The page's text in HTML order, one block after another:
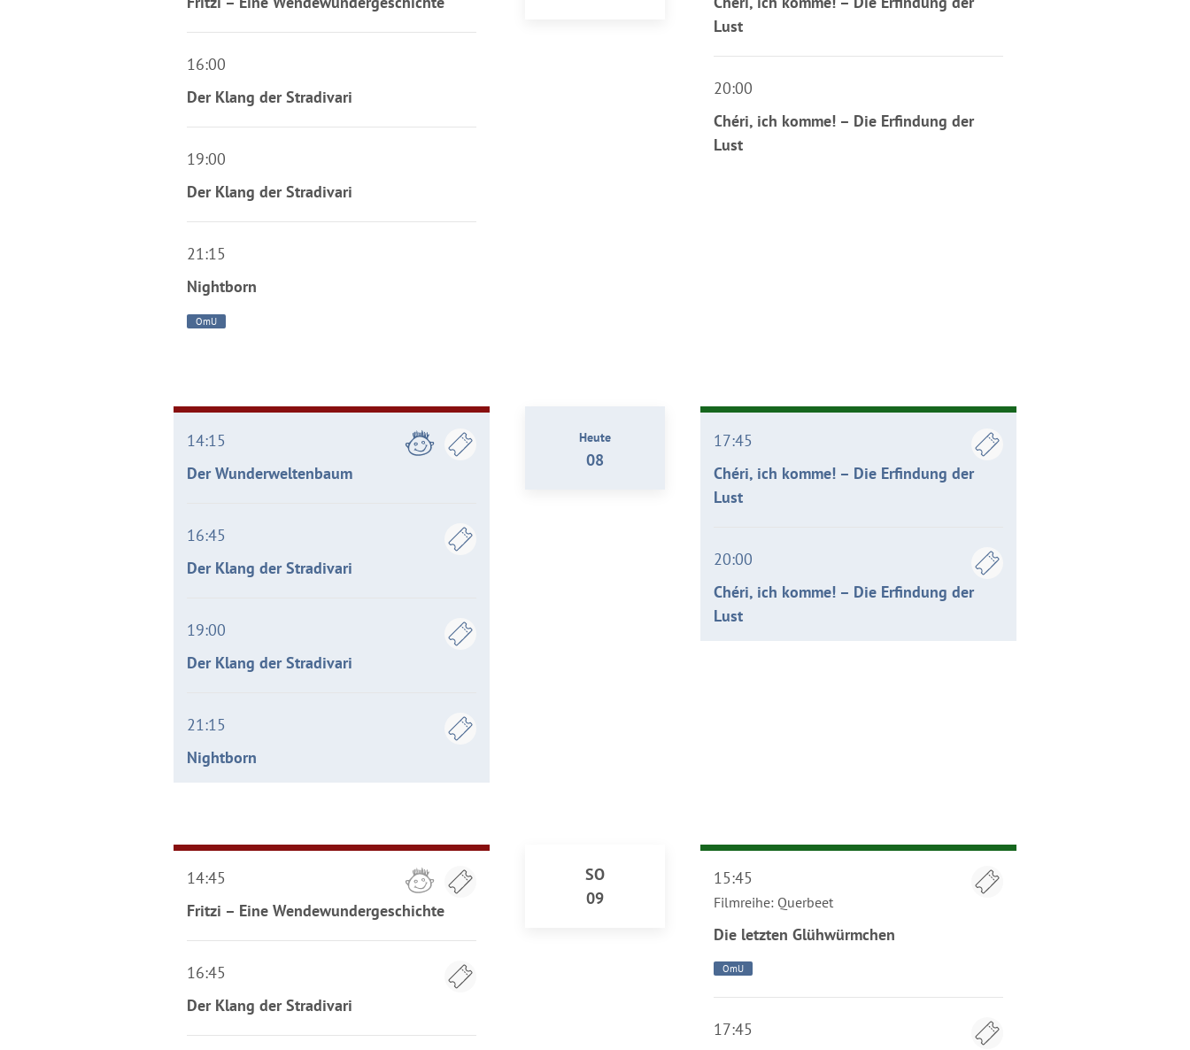
16:00
Der Klang der Stradivari
19:00
Der Klang der Stradivari
21:15
Nightborn
OmU
Lust
20:00
Chéri, ich komme! – Die Erfindung der
Lust
Heute
08
14:15
Der Wunderweltenbaum
16:45
Der Klang der Stradivari
19:00
Der Klang der Stradivari
21:15
Nightborn
17:45
Chéri, ich komme! – Die Erfindung der
Lust
20:00
Chéri, ich komme! – Die Erfindung der
Lust
SO
09
14:45
Fritzi – Eine Wendewundergeschichte
16:45
Der Klang der Stradivari
15:45
Filmreihe: Querbeet
Die letzten Glühwürmchen
OmU
17:45